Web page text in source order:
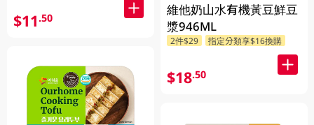
$11.50
維他奶山水有機黃豆鮮豆
漿946ML
2件$29 指定分類享$16換購
$18.50